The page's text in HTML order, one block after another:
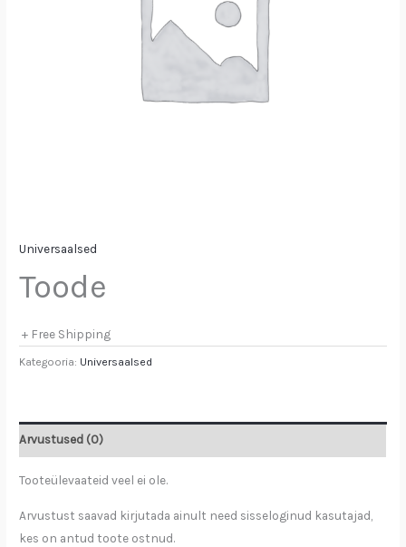
Universaalsed
Toode
+ Free Shipping
Kategooria: Universaalsed
Arvustused (0)
Tooteülevaateid veel ei ole.
Arvustust saavad kirjutada ainult need sisseloginud kasutajad,
kes on antud toote ostnud.